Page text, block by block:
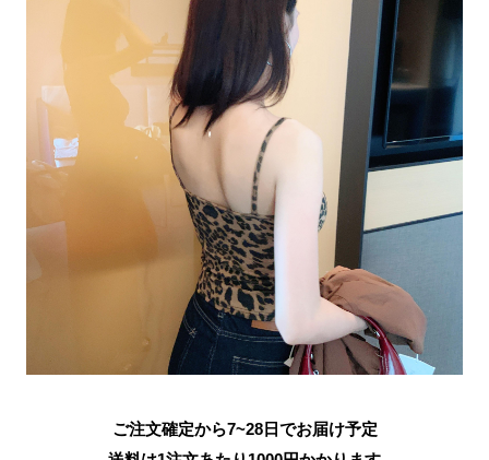
ご注文確定から7~28日でお届け予定